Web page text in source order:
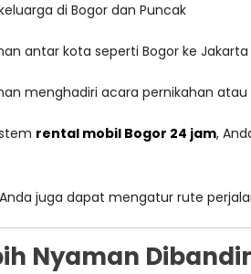
di Bogor dan Puncak
antar kota seperti Bogor ke
menghadiri acara pernikahan atau
rental mobil Bogor 24 jam,
juga dapat mengatur rute
Nyaman